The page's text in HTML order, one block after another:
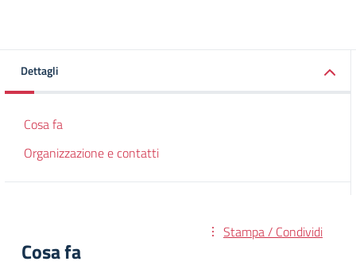
Dettagli
Cosa fa
Organizzazione e contatti
Stampa / Condividi
Cosa fa